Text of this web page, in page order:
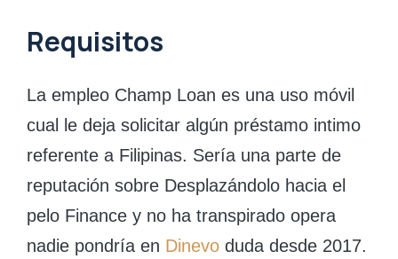
Requisitos
La empleo Champ Loan es una uso móvil
cual le deja solicitar algún préstamo intimo
referente a Filipinas. Serí­a una parte de
reputación sobre Desplazándolo hacia el
pelo Finance y no ha transpirado opera
nadie pondrí­a en Dinevo duda desde 2017.